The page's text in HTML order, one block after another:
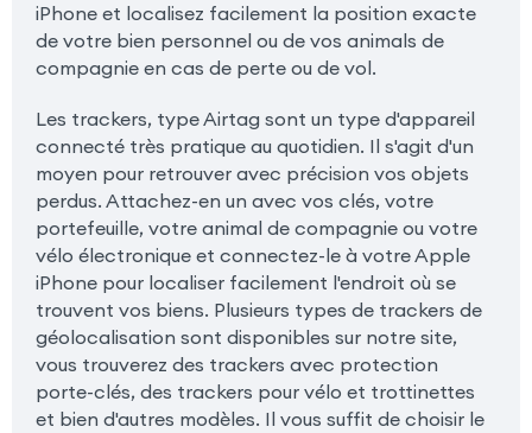
iPhone et localisez facilement la position exacte
de votre bien personnel ou de vos animals de
compagnie en cas de perte ou de vol.
Les trackers, type Airtag sont un type d'appareil
connecté très pratique au quotidien. Il s'agit d'un
moyen pour retrouver avec précision vos objets
perdus. Attachez-en un avec vos clés, votre
portefeuille, votre animal de compagnie ou votre
vélo électronique et connectez-le à votre Apple
iPhone pour localiser facilement l'endroit où se
trouvent vos biens. Plusieurs types de trackers de
géolocalisation sont disponibles sur notre site,
vous trouverez des trackers avec protection
porte-clés, des trackers pour vélo et trottinettes
et bien d'autres modèles. Il vous suffit de choisir le